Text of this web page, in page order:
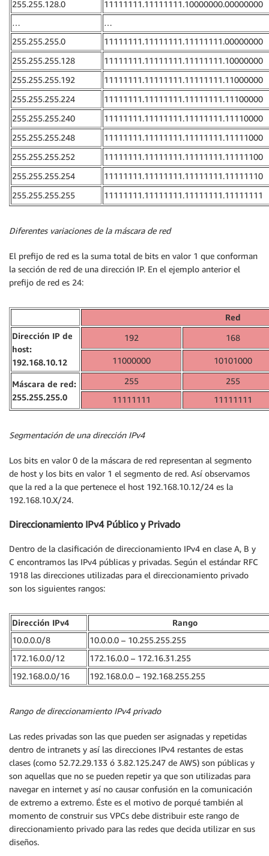
255.255.128.0
11111111.11111111.10000000.00000000
…
…
255.255.255.0
11111111.11111111.11111111.00000000
255.255.255.128
11111111.11111111.11111111.10000000
255.255.255.192
11111111.11111111.11111111.11000000
255.255.255.224
11111111.11111111.11111111.11100000
255.255.255.240
11111111.11111111.11111111.11110000
255.255.255.248
11111111.11111111.11111111.11111000
255.255.255.252
11111111.11111111.11111111.11111100
255.255.255.254
11111111.11111111.11111111.11111110
255.255.255.255
11111111.11111111.11111111.11111111
Diferentes variaciones de la máscara de red
El prefijo de red es la suma total de bits en valor 1 que conforman
la sección de red de una dirección IP. En el ejemplo anterior el
prefijo de red es 24:
Red
Dirección IP de
host:
192.168.10.12
192 168
11000000 10101000
Máscara de red:
255.255.255.0
255
255
11111111
11111111
Segmentación de una dirección IPv4
Los bits en valor 0 de la máscara de red representan al segmento
de host y los bits en valor 1 el segmento de red. Así observamos
que la red a la que pertenece el host 192.168.10.12/24 es la
192.168.10.X/24.
Direccionamiento IPv4 Público y Privado
Dentro de la clasificación de direccionamiento IPv4 en clase A, B y
C encontramos las IPv4 públicas y privadas. Según el estándar RFC
1918 las direcciones utilizadas para el direccionamiento privado
son los siguientes rangos:
Dirección IPv4
Rango
10.0.0.0/8
10.0.0.0 – 10.255.255.255
172.16.0.0/12
172.16.0.0 – 172.16.31.255
192.168.0.0/16
192.168.0.0 – 192.168.255.255
Rango de direccionamiento IPv4 privado
Las redes privadas son las que pueden ser asignadas y repetidas
dentro de intranets y así las direcciones IPv4 restantes de estas
clases (como 52.72.29.133 ó 3.82.125.247 de AWS) son públicas y
son aquellas que no se pueden repetir ya que son utilizadas para
navegar en internet y así no causar confusión en la comunicación
de extremo a extremo. Éste es el motivo de porqué también al
momento de construir sus VPCs debe distribuir este rango de
direccionamiento privado para las redes que decida utilizar en sus
diseños.